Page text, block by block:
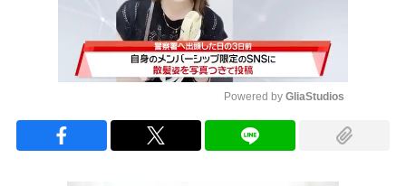
Powered by GliaStudios